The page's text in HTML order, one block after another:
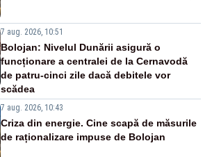
7 aug. 2026, 10:51
Bolojan: Nivelul Dunării asigură o
funcționare a centralei de la Cernavodă
de patru-cinci zile dacă debitele vor
scădea
7 aug. 2026, 10:43
Criza din energie. Cine scapă de măsurile
de raționalizare impuse de Bolojan